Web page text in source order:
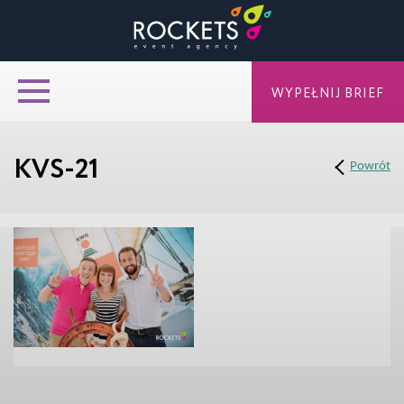
KVS-21 Powrót
WYPEŁNIJ BRIEF